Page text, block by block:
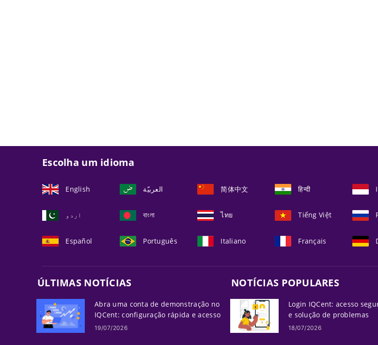
Escolha um idioma
English العربيّة 简体中文 हिन्दी
اردو বাংলা ไทย Tiếng Việt
Español Português Italiano Français
ÚLTIMAS NOTÍCIAS
Abra uma conta de demonstração no
IQCent: configuração rápida e acesso
19/07/2026
NOTÍCIAS POPULARES
Login IQCent: acesso
e solução de problemas
18/07/2026